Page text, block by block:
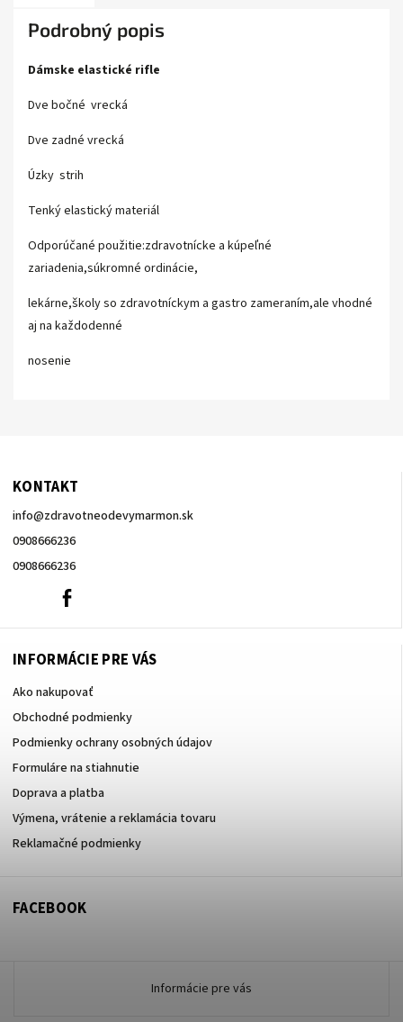
Podrobný popis
Dámske elastické rifle
Dve bočné vrecká
Dve zadné vrecká
Úzky strih
Tenký elastický materiál
Odporúčané použitie:zdravotnícke a kúpeľné
zariadenia,súkromné ordinácie,
lekárne,školy so zdravotníckym a gastro zameraním,ale vhodné
aj na každodenné
nosenie
KONTAKT
info@zdravotneodevymarmon.sk
0908666236
0908666236
0908666236
INFORMÁCIE PRE VÁS
Ako nakupovať
Obchodné podmienky
Podmienky ochrany osobných údajov
Formuláre na stiahnutie
Doprava a platba
Výmena, vrátenie a reklamácia tovaru
Reklamačné podmienky
FACEBOOK
Informácie pre vás